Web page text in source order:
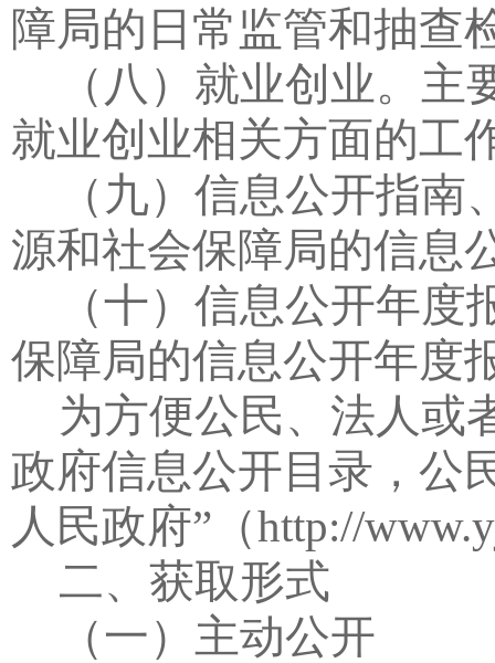
障局的日常监管和抽查
（八）就业创业。 主
就业创业相关方面的工
（九）信息公开指南
源和社会保障局的信息
（十）信息公开年度
保障局的信息公开年度
为方便公民、法人或
政府信息公开目录，公
人民政府” （http://
二、获取形式
（一）主动公开